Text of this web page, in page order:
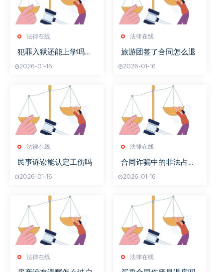
法律在线
犯罪入狱还能上学吗高
2026-01-16
法律在线
旅游团签了合同怎么退
2026-01-16
法律在线
民事诉讼能认定工伤吗
2026-01-16
法律在线
合同诈骗中的非法占有
2026-01-16
法律在线 法律在线